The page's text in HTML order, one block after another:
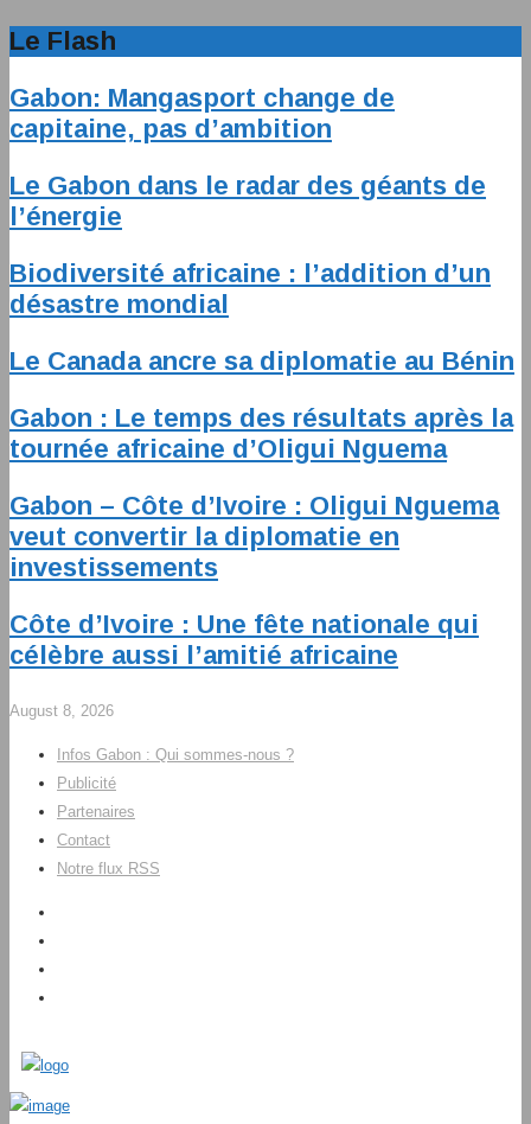
Le Flash
Gabon: Mangasport change de
capitaine, pas d’ambition
Le Gabon dans le radar des géants de
l’énergie
Biodiversité africaine : l’addition d’un
désastre mondial
Le Canada ancre sa diplomatie au Bénin
Gabon : Le temps des résultats après la
tournée africaine d’Oligui Nguema
Gabon – Côte d’Ivoire : Oligui Nguema
veut convertir la diplomatie en
investissements
Côte d’Ivoire : Une fête nationale qui
célèbre aussi l’amitié africaine
August 8, 2026
Infos Gabon : Qui sommes-nous ?
Publicité
Partenaires
Contact
Notre flux RSS